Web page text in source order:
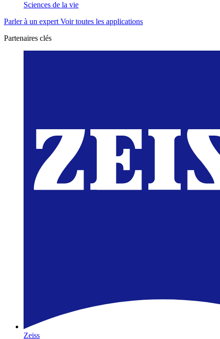
Sciences de la vie
Parler à un expert Voir toutes les applications
Partenaires clés
Zeiss